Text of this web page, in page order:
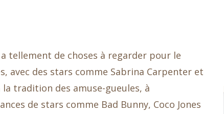
tellement de choses à regarder pour le
avec des stars comme Sabrina Carpenter et
la tradition des amuse-gueules, à
de stars comme Bad Bunny, Coco Jones